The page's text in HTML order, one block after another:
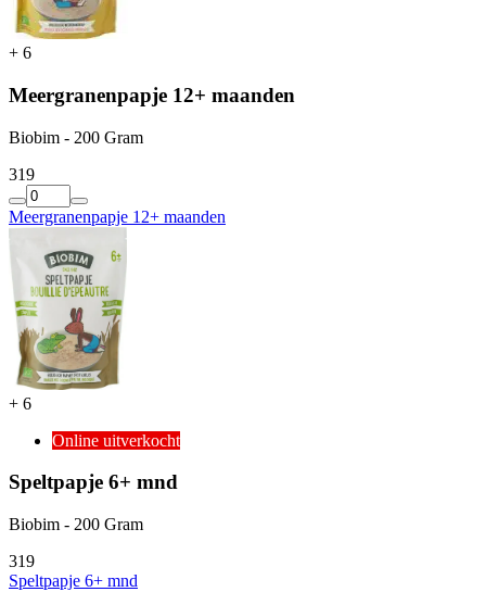
+ 6
Meergranenpapje 12+ maanden
Biobim - 200 Gram
319
Meergranenpapje 12+ maanden
+ 6
Online uitverkocht
Speltpapje 6+ mnd
Biobim - 200 Gram
319
Speltpapje 6+ mnd